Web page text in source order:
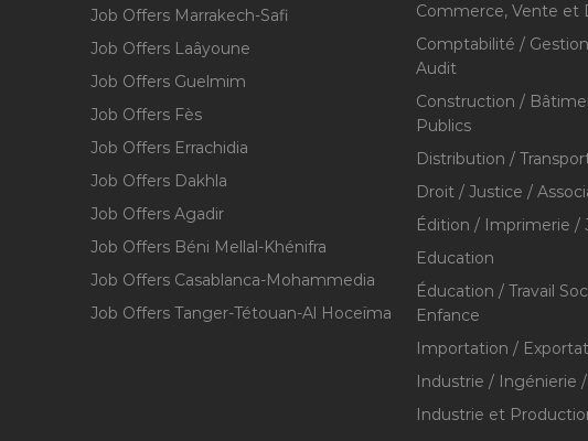
Job Offers Marrakech-Safi
Job Offers Laâyoune
Job Offers Guelmim
Job Offers Fès
Job Offers Errachidia
Job Offers Dakhla
Job Offers Agadir
Job Offers Béni Mellal-Khénifra
Job Offers Casablanca-Mohammedia
Job Offers Tanger-Tétouan-Al Hoceïma
Commerce, Vente et
Comptabilité /
Audit
Construction /
Publics
Distribution /
Droit / Justice /
Édition / Imprimerie /
Education
Éducation / Travail
Enfance
Importation /
Industrie / Ingénierie
Industrie et